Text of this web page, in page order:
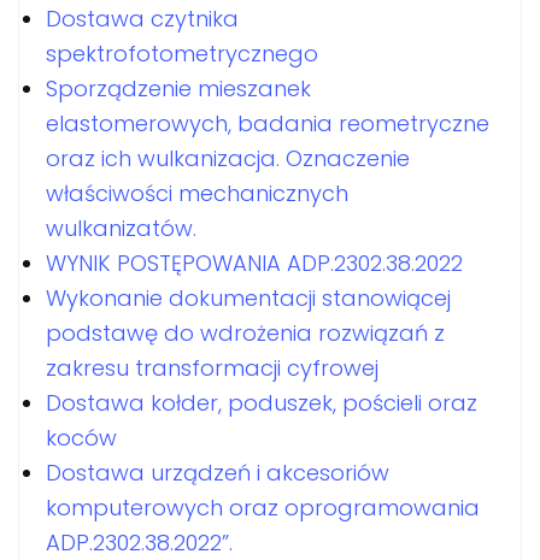
Dostawa czytnika
spektrofotometrycznego
Sporządzenie mieszanek
elastomerowych, badania reometryczne
oraz ich wulkanizacja. Oznaczenie
właściwości mechanicznych
wulkanizatów.
WYNIK POSTĘPOWANIA ADP.2302.38.2022
Wykonanie dokumentacji stanowiącej
podstawę do wdrożenia rozwiązań z
zakresu transformacji cyfrowej
Dostawa kołder, poduszek, pościeli oraz
koców
Dostawa urządzeń i akcesoriów
komputerowych oraz oprogramowania
ADP.2302.38.2022”.